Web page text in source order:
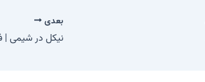
بعدی
نیکل در شیمی